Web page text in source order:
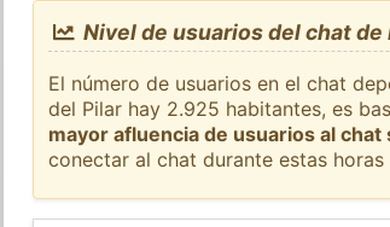
Nivel de usuarios del chat de
El número de usuarios en el chat
del Pilar hay 2.925 habitantes, es
mayor afluencia de usuarios al
conectar al chat durante estas